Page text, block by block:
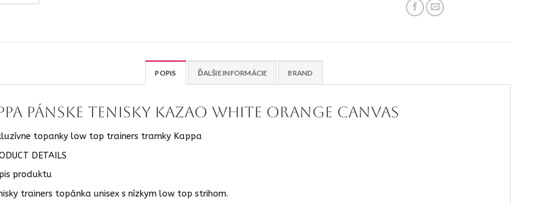
POPIS ĎALŠIE INFORMÁCIE BRAND
pánske tenisky Kazao white orange canvas
topanky low top trainers tramky Kappa
DETAILS
produktu
trainers topánka unisex s nízkym low top strihom.